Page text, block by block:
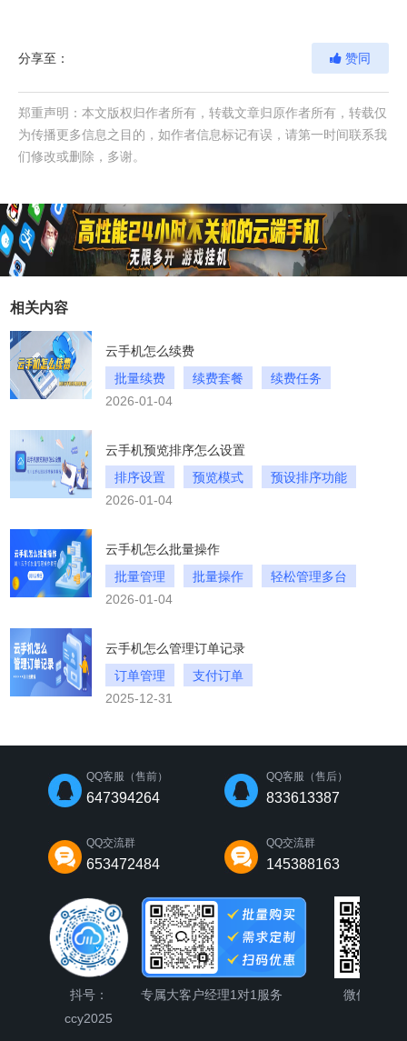
赞同
分享至：
郑重声明：本文版权归作者所有，转载文章归原作者所有，转载仅
为传播更多信息之目的，如作者信息标记有误，请第一时间联系我
们修改或删除，多谢。
相关内容
云手机怎么续费
批量续费
续费套餐
续费任务
2026-01-04
云手机预览排序怎么设置
排序设置
预览模式
预设排序功能
2026-01-04
云手机怎么批量操作
批量管理
批量操作
轻松管理多台
2026-01-04
云手机怎么管理订单记录
订单管理
支付订单
川川云手机的订单记录
2025-12-31
QQ客服（售前）
647394264
QQ客服（售后）
833613387
QQ交流群
653472484
QQ交流群
145388163
抖号：
ccy2025
专属大客户经理1对1服务 微信公众号